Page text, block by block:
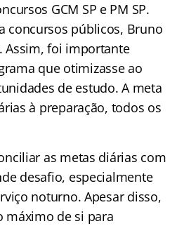
GCM SP e PM SP.
concursos públicos, Bruno
Assim, foi importante
que otimizasse ao
de estudo. A meta
à preparação, todos os
as metas diárias com
desafio, especialmente
noturno. Apesar disso,
máximo de si para